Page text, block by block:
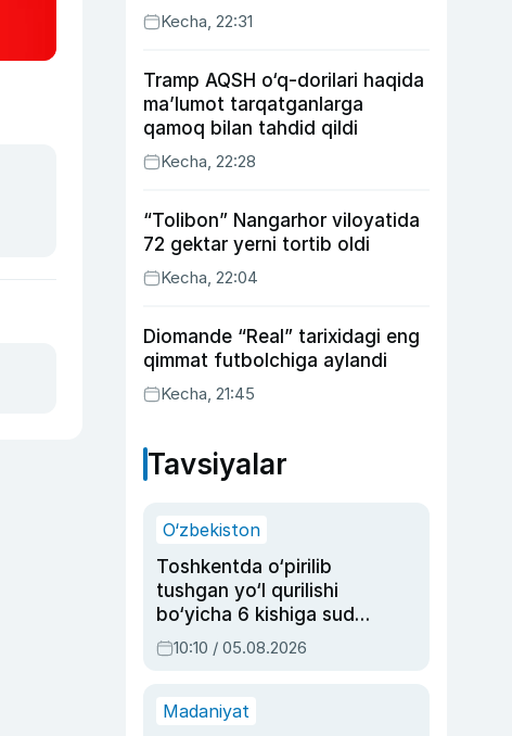
bahsda g‘alabani qo‘ldan
chiqardi
Kecha, 22:31
Tramp AQSH o‘q-dorilari haqida
ma’lumot tarqatganlarga
qamoq bilan tahdid qildi
Kecha, 22:28
“Tolibon” Nangarhor viloyatida
72 gektar yerni tortib oldi
Kecha, 22:04
Diomande “Real” tarixidagi eng
qimmat futbolchiga aylandi
Kecha, 21:45
Tavsiyalar
O‘zbekiston
Toshkentda o‘pirilib
tushgan yo‘l qurilishi
bo‘yicha 6 kishiga sud
hukmi o‘qildi
10:10 / 05.08.2026
Madaniyat